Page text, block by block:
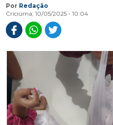
Por Redação
Criciúma, 10/05/2025 - 10:04